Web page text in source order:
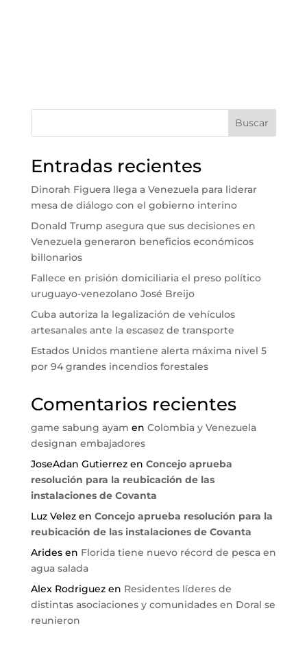
Buscar
Entradas recientes
Dinorah Figuera llega a Venezuela para liderar
mesa de diálogo con el gobierno interino
Donald Trump asegura que sus decisiones en
Venezuela generaron beneficios económicos
billonarios
Fallece en prisión domiciliaria el preso político
uruguayo-venezolano José Breijo
Cuba autoriza la legalización de vehículos
artesanales ante la escasez de transporte
Estados Unidos mantiene alerta máxima nivel 5
por 94 grandes incendios forestales
Comentarios recientes
game sabung ayam en Colombia y Venezuela
designan embajadores
JoseAdan Gutierrezen Concejo aprueba
resolución para la reubicación de las
instalaciones de Covanta
Luz Velezen Concejo aprueba resolución para la
reubicación de las instalaciones de Covanta
Aridesen Florida tiene nuevo récord de pesca en
agua salada
Alex Rodriguezen Residentes líderes de
distintas asociaciones y comunidades en Doral se
reunieron